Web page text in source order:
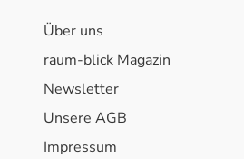
Über uns
raum-blick Magazin
Newsletter
Unsere AGB
Impressum